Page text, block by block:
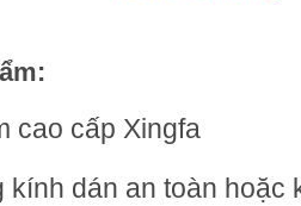
cao cấp Xingfa
kính dán an toàn